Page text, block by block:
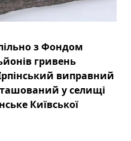
з Фондом
гривень
виправний
у селищі
Київської